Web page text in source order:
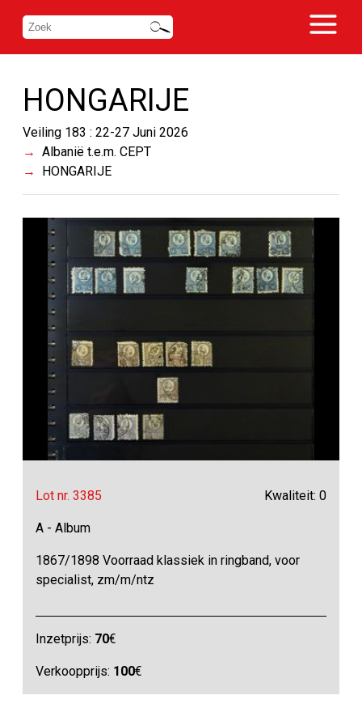
HONGARIJE
Veiling 183 : 22-27 Juni 2026
Albanië t.e.m. CEPT
HONGARIJE
Lot nr. 3385 Kwaliteit: 0
A - Album
1867/1898 Voorraad klassiek in ringband, voor
specialist, zm/m/ntz
Inzetprijs: 70€
Verkoopprijs: 100€